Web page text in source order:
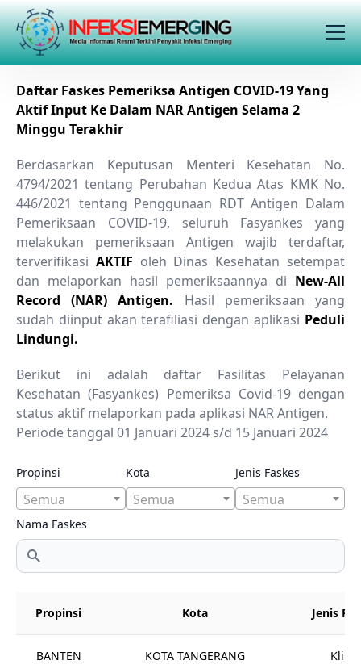
Daftar Faskes Pemeriksa Antigen COVID-19 Yang
Aktif Input Ke Dalam NAR Antigen Selama 2
Minggu Terakhir
Berdasarkan Keputusan Menteri Kesehatan No.
4794/2021 tentang Perubahan Kedua Atas KMK No.
446/2021 tentang Penggunaan RDT Antigen Dalam
Pemeriksaan COVID-19, seluruh Fasyankes yang
melakukan pemeriksaan Antigen wajib terdaftar,
terverifikasi AKTIF oleh Dinas Kesehatan setempat
dan melaporkan hasil pemeriksaannya di New-All
Record (NAR) Antigen. Hasil pemeriksaan yang
sudah diinput akan terafiliasi dengan aplikasi Peduli
Lindungi.
Berikut ini adalah daftar Fasilitas Pelayanan
Kesehatan (Fasyankes) Pemeriksa Covid-19 dengan
status aktif melaporkan pada aplikasi NAR Antigen.
Periode tanggal 01 Januari 2024 s/d 15 Januari 2024
Propinsi
Semua
Kota
Semua
Jenis Faskes
Semua
Nama Faskes
Propinsi Kota Jenis
BANTEN KOTA TANGERANG Klinik